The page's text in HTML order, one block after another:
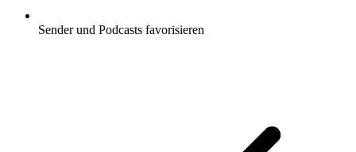
Sender und Podcasts favorisieren